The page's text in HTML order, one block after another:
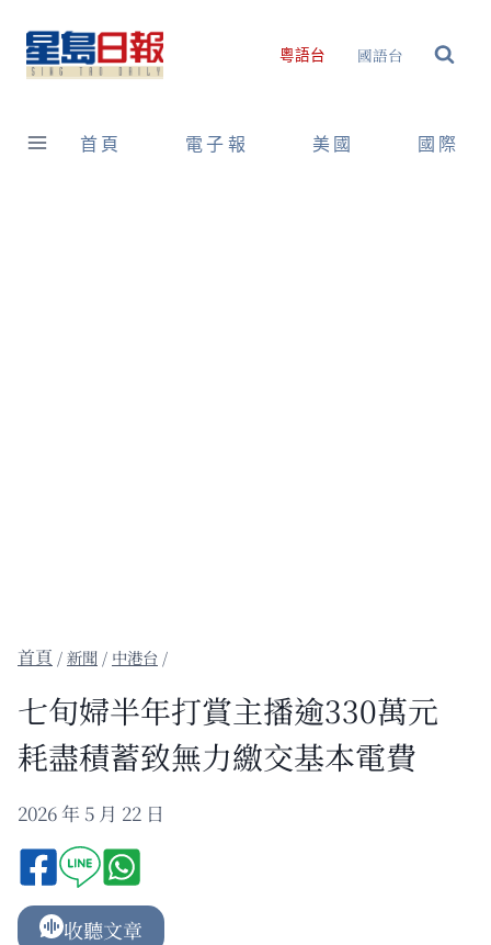
content
粵語台 國語台
首頁 電子報 美國 國際
/新聞 / 中港台 /
七旬婦半年打賞主播逾330萬元
耗盡積蓄致無力繳交基本電費
2026 年 5 月 22 日
收聽文章